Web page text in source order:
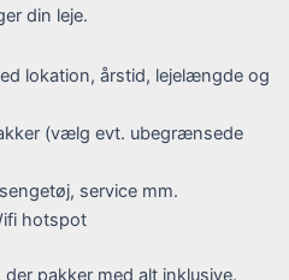
din leje.
lokation, årstid, lejelængde og
(vælg evt. ubegrænsede
service mm.
hotspot
pakker med alt inklusive.